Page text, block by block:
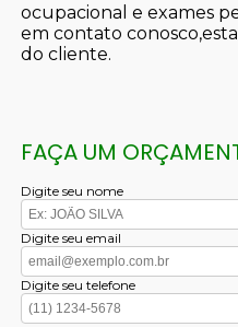
ocupacional e exames
em contato
do cliente.
FAÇA UM
Digite seu nome
Digite seu email
Digite seu telefone